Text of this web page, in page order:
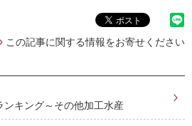
この記事に関する情報をお寄せください
ンキング～その他加工水産